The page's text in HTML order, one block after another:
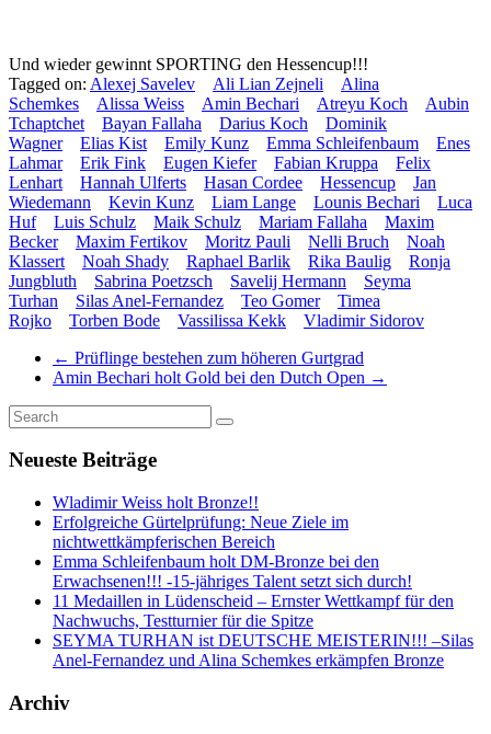
Und wieder gewinnt SPORTING den Hessencup!!!
Tagged on: Alexej Savelev Ali Lian Zejneli
Alina
Schemkes
Alissa Weiss Amin Bechari Atreyu Koch
Aubin
Tchaptchet
Bayan Fallaha Darius Koch
Dominik
Wagner
Elias Kist Emily Kunz Emma Schleifenbaum
Enes
Lahmar
Erik Fink Eugen Kiefer Fabian Kruppa
Felix
Lenhart
Hannah Ulferts Hasan Cordee Hessencup
Jan
Wiedemann
Kevin Kunz Liam Lange Lounis Bechari
Luca
Huf
Luis Schulz Maik Schulz Mariam Fallaha
Maxim
Becker
Maxim Fertikov Moritz Pauli Nelli Bruch
Noah
Klassert
Noah Shady Raphael Barlik Rika Baulig
Ronja
Jungbluth
Sabrina Poetzsch Savelij Hermann
Seyma
Turhan
Silas Anel-Fernandez Teo Gomer
Timea
Rojko
Torben Bode Vassilissa Kekk
Vladimir Sidorov
← Prüflinge bestehen zum höheren Gurtgrad
Amin Bechari holt Gold bei den Dutch Open →
Neueste Beiträge
Wladimir Weiss holt Bronze!!
Erfolgreiche Gürtelprüfung: Neue Ziele im
nichtwettkämpferischen Bereich
Emma Schleifenbaum holt DM-Bronze bei den
Erwachsenen!!! -15-jähriges Talent setzt sich durch!
11 Medaillen in Lüdenscheid – Ernster Wettkampf für den
Nachwuchs, Testturnier für die Spitze
SEYMA TURHAN ist DEUTSCHE MEISTERIN!!! –Silas
Anel-Fernandez und Alina Schemkes erkämpfen Bronze
Archiv